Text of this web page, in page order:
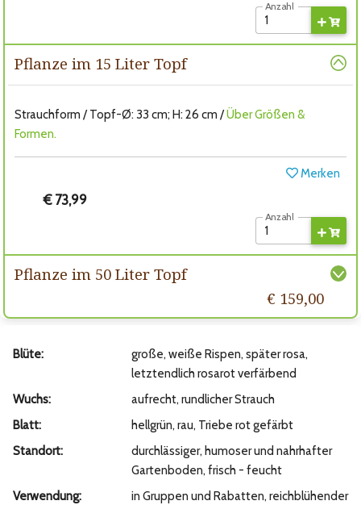
Anzahl
Pflanze im 15 Liter Topf
Strauchform / Topf-Ø: 33 cm; H: 26 cm /Über Größen &
Formen.
Merken
€ 73,99
Anzahl
Pflanze im 50 Liter Topf
€ 159,00
Blüte:
große, weiße Rispen, später rosa,
letztendlich rosarot verfärbend
Wuchs:
aufrecht, rundlicher Strauch
Blatt:
hellgrün, rau, Triebe rot gefärbt
Standort:
durchlässiger, humoser und nahrhafter
Gartenboden, frisch - feucht
Verwendung:
in Gruppen und Rabatten, reichblühender